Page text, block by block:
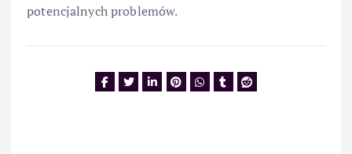
potencjalnych problemów.